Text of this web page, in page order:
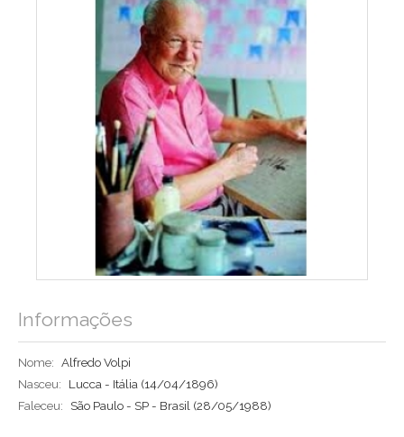
Informações
Nome: Alfredo Volpi
Nasceu:
Lucca - Itália (14/04/1896)
Faleceu:
São Paulo - SP - Brasil (28/05/1988)